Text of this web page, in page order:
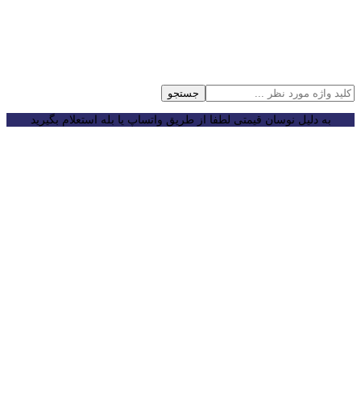
جستجو
به دلیل نوسان قیمتی لطفا از طریق واتساپ یا بله استعلام بگیرید